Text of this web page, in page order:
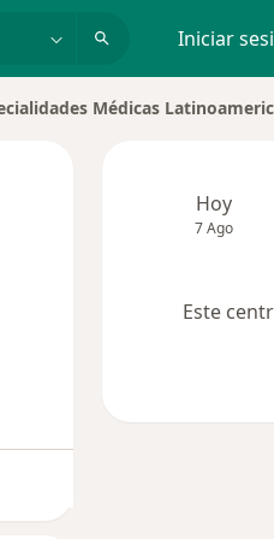
Iniciar
Médicas
Hoy
7 Ago
Este